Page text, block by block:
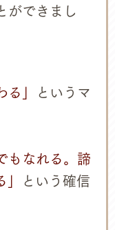
ができまし
る」
というマ
もなれる。諦
という確信